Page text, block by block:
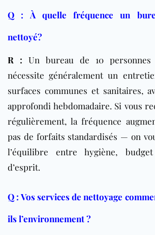
Q : À quelle fréquence un
nettoyé?
R : Un bureau de 10 personnes
nécessite généralement un
surfaces communes et sanitaires,
approfondi hebdomadaire. Si vous
régulièrement, la fréquence
pas de forfaits standardisés — on
l’équilibre entre hygiène,
d’esprit.
Q : Vos services de nettoyage
ils l’environnement ?